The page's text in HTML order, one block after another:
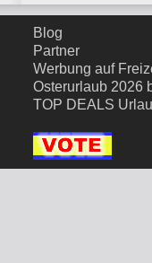
Blog
Partner
Werbung auf
Osterurlaub 2026
TOP DEALS